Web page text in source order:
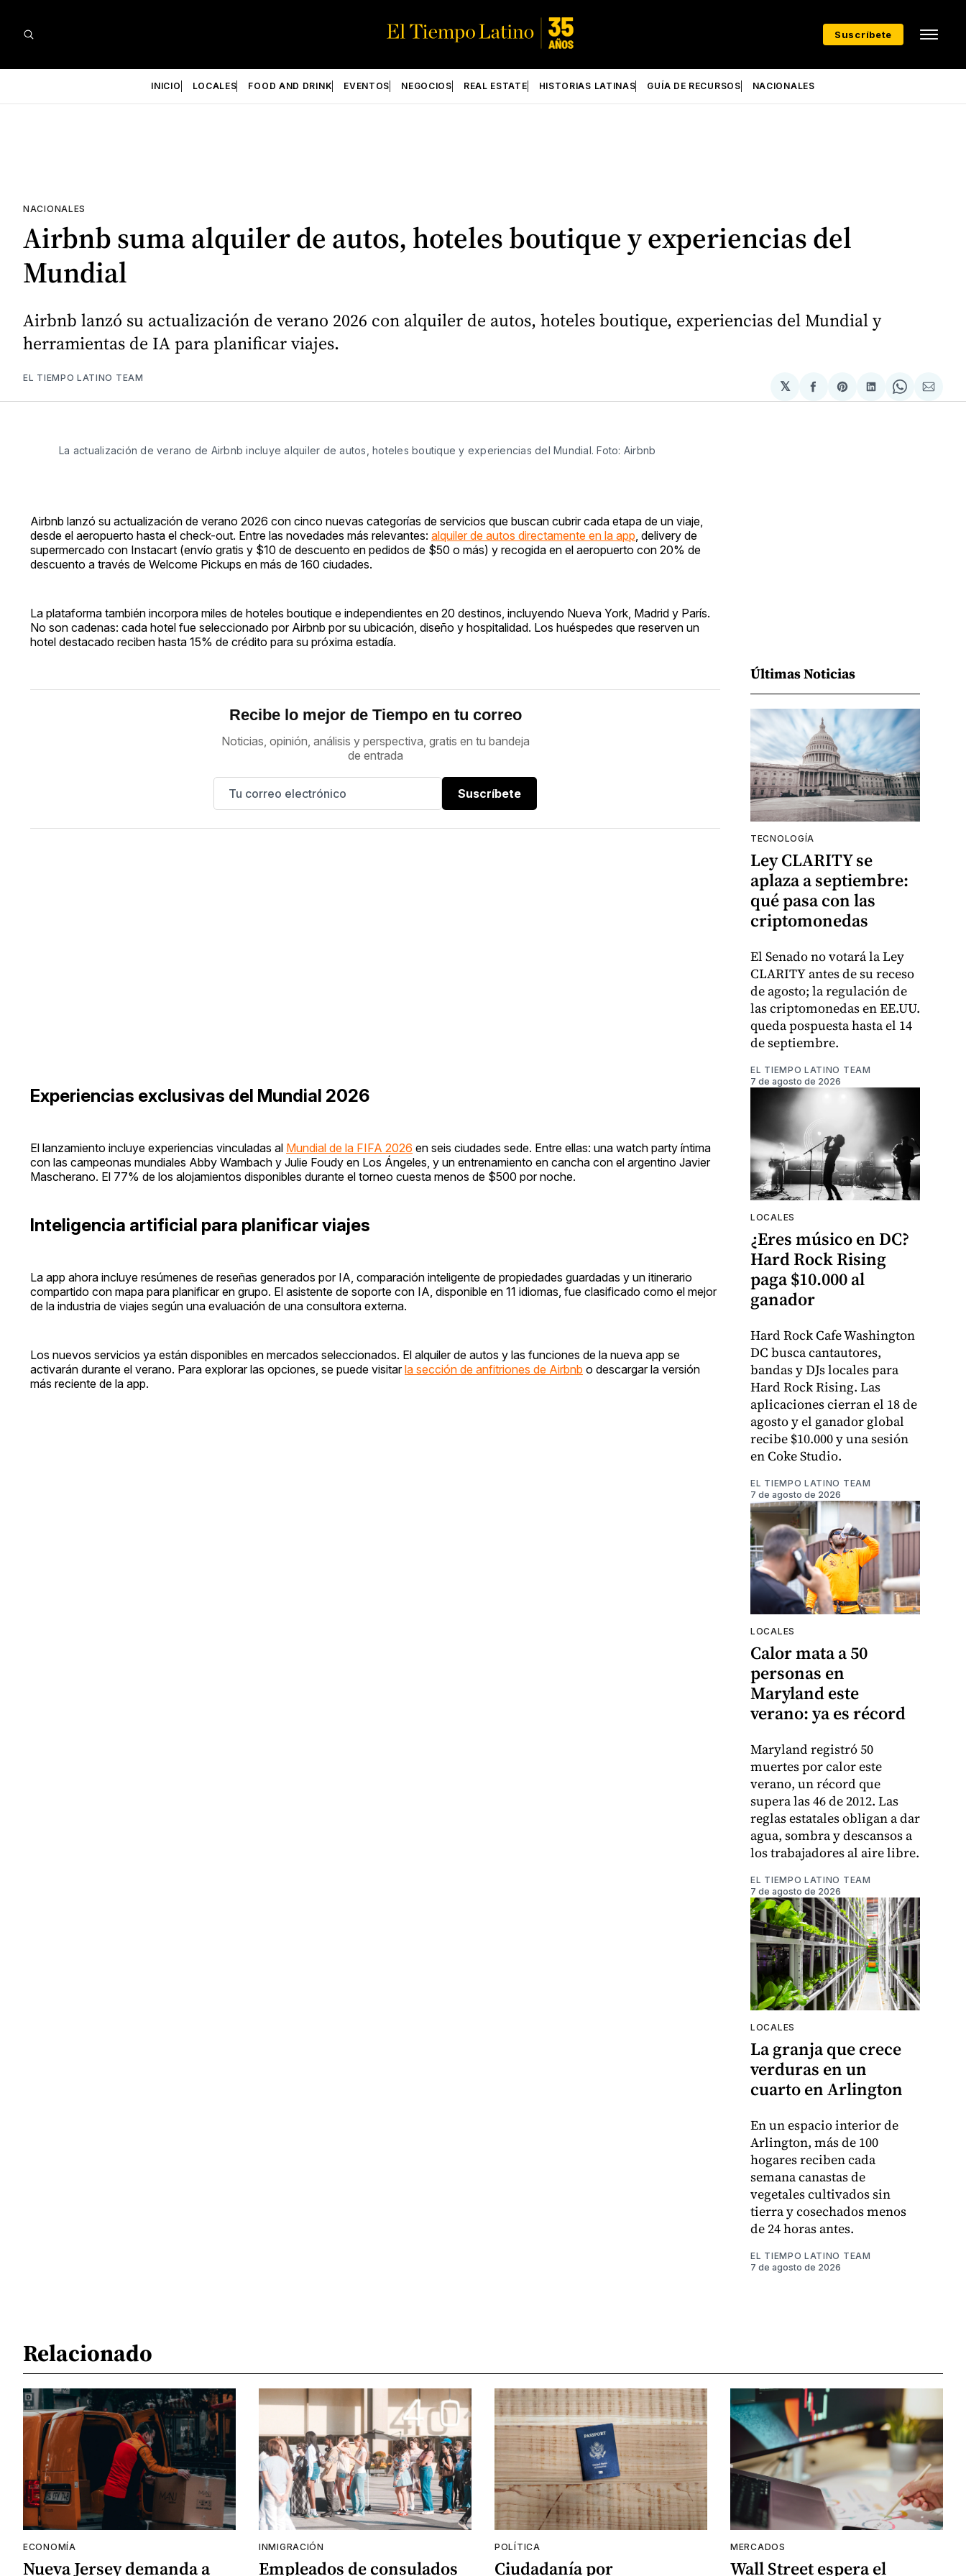
Suscríbete
INICIO LOCALES FOOD AND DRINK EVENTOS NEGOCIOS REAL ESTATE HISTORIAS LATINAS GUÍA DE RECURSOS NACIONALES
NACIONALES
Airbnb suma alquiler de autos, hoteles boutique y experiencias del
Mundial
Airbnb lanzó su actualización de verano 2026 con alquiler de autos, hoteles boutique, experiencias del Mundial y
herramientas de IA para planificar viajes.
EL TIEMPO LATINO TEAM
𝕏
Compartir
en
Share
on
Compartir
en
Share
on
via
La actualización de verano de Airbnb incluye alquiler de autos, hoteles boutique y experiencias del Mundial. Foto: Airbnb
Airbnb lanzó su actualización de verano 2026 con cinco nuevas categorías de servicios que buscan cubrir cada etapa de un viaje,
desde el aeropuerto hasta el check-out. Entre las novedades más relevantes: alquiler de autos directamente en la app , delivery de
supermercado con Instacart (envío gratis y $10 de descuento en pedidos de $50 o más) y recogida en el aeropuerto con 20% de
descuento a través de Welcome Pickups en más de 160 ciudades.
La plataforma también incorpora miles de hoteles boutique e independientes en 20 destinos, incluyendo Nueva York, Madrid y París.
No son cadenas: cada hotel fue seleccionado por Airbnb por su ubicación, diseño y hospitalidad. Los huéspedes que reserven un
hotel destacado reciben hasta 15% de crédito para su próxima estadía.
Recibe lo mejor de Tiempo en tu correo
Noticias, opinión, análisis y perspectiva, gratis en tu bandeja
de entrada
Suscríbete
Experiencias exclusivas del Mundial 2026
El lanzamiento incluye experiencias vinculadas al Mundial de la FIFA 2026 en seis ciudades sede. Entre ellas: una watch party íntima
con las campeonas mundiales Abby Wambach y Julie Foudy en Los Ángeles, y un entrenamiento en cancha con el argentino Javier
Mascherano. El 77% de los alojamientos disponibles durante el torneo cuesta menos de $500 por noche.
Inteligencia artificial para planificar viajes
La app ahora incluye resúmenes de reseñas generados por IA, comparación inteligente de propiedades guardadas y un itinerario
compartido con mapa para planificar en grupo. El asistente de soporte con IA, disponible en 11 idiomas, fue clasificado como el mejor
de la industria de viajes según una evaluación de una consultora externa.
Los nuevos servicios ya están disponibles en mercados seleccionados. El alquiler de autos y las funciones de la nueva app se
activarán durante el verano. Para explorar las opciones, se puede visitarla sección de anfitriones de Airbnb o descargar la versión
más reciente de la app.
Últimas Noticias
TECNOLOGÍA
Ley CLARITY se
aplaza a septiembre:
qué pasa con las
criptomonedas
El Senado no votará la Ley
CLARITY antes de su receso
de agosto; la regulación de
las criptomonedas en EE.UU.
queda pospuesta hasta el 14
de septiembre.
EL TIEMPO LATINO TEAM
7 de agosto de 2026
LOCALES
¿Eres músico en DC?
Hard Rock Rising
paga $10.000 al
ganador
Hard Rock Cafe Washington
DC busca cantautores,
bandas y DJs locales para
Hard Rock Rising. Las
aplicaciones cierran el 18 de
agosto y el ganador global
recibe $10.000 y una sesión
en Coke Studio.
EL TIEMPO LATINO TEAM
7 de agosto de 2026
LOCALES
Calor mata a 50
personas en
Maryland este
verano: ya es récord
Maryland registró 50
muertes por calor este
verano, un récord que
supera las 46 de 2012. Las
reglas estatales obligan a dar
agua, sombra y descansos a
los trabajadores al aire libre.
EL TIEMPO LATINO TEAM
7 de agosto de 2026
LOCALES
La granja que crece
verduras en un
cuarto en Arlington
En un espacio interior de
Arlington, más de 100
hogares reciben cada
semana canastas de
vegetales cultivados sin
tierra y cosechados menos
de 24 horas antes.
EL TIEMPO LATINO TEAM
7 de agosto de 2026
Relacionado
ECONOMÍA
Nueva Jersey demanda a
INMIGRACIÓN
Empleados de consulados
POLÍTICA
Ciudadanía por
MERCADOS
Wall Street espera el